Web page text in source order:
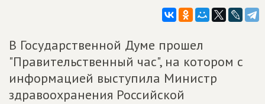
В Государственной Думе прошел
"Правительственный час", на котором с
информацией выступила Министр
здравоохранения Российской